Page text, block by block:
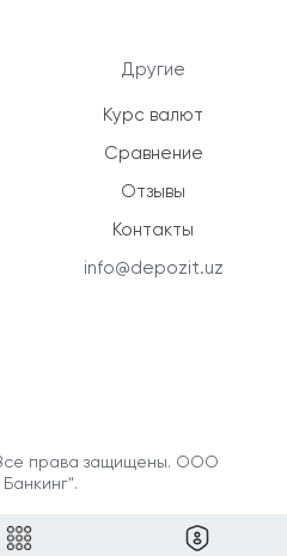
Другие
Курс валют
Сравнение
Отзывы
Контакты
info@depozit.uz
права защищены. ООО